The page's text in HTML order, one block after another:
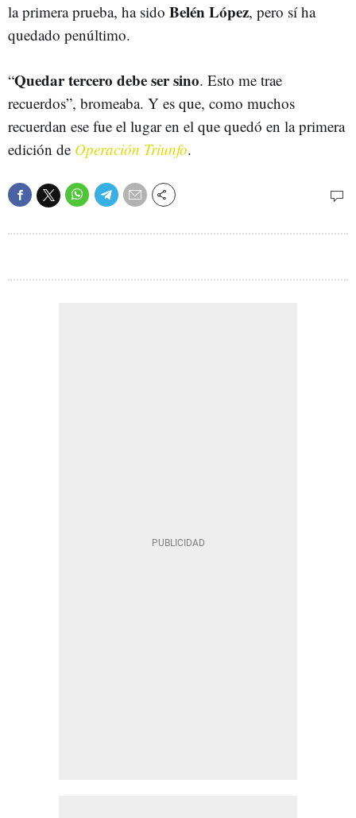
la primera prueba, ha sido Belén López, pero sí ha
quedado penúltimo.
“Quedar tercero debe ser sino. Esto me trae
recuerdos”, bromeaba. Y es que, como muchos
recuerdan ese fue el lugar en el que quedó en la primera
edición de Operación Triunfo.